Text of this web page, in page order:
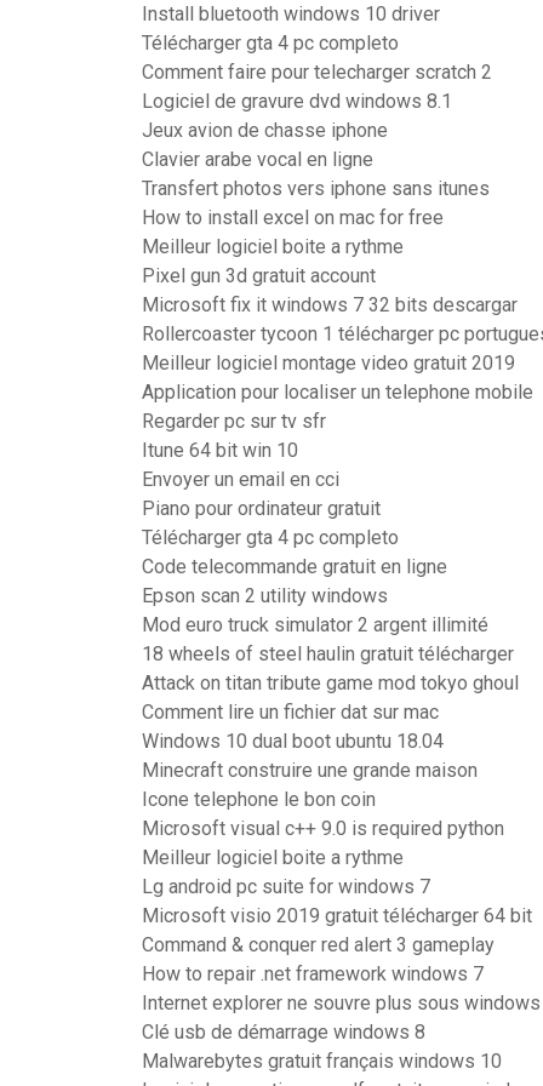
Install bluetooth windows 10 driver
Télécharger gta 4 pc completo
Comment faire pour telecharger scratch 2
Logiciel de gravure dvd windows 8.1
Jeux avion de chasse iphone
Clavier arabe vocal en ligne
Transfert photos vers iphone sans itunes
How to install excel on mac for free
Meilleur logiciel boite a rythme
Pixel gun 3d gratuit account
Microsoft fix it windows 7 32 bits descargar
Rollercoaster tycoon 1 télécharger pc
Meilleur logiciel montage video gratuit 2019
Application pour localiser un telephone mobile
Regarder pc sur tv sfr
Itune 64 bit win 10
Envoyer un email en cci
Piano pour ordinateur gratuit
Télécharger gta 4 pc completo
Code telecommande gratuit en ligne
Epson scan 2 utility windows
Mod euro truck simulator 2 argent illimité
18 wheels of steel haulin gratuit télécharger
Attack on titan tribute game mod tokyo ghoul
Comment lire un fichier dat sur mac
Windows 10 dual boot ubuntu 18.04
Minecraft construire une grande maison
Icone telephone le bon coin
Microsoft visual c++ 9.0 is required python
Meilleur logiciel boite a rythme
Lg android pc suite for windows 7
Microsoft visio 2019 gratuit télécharger 64 bit
Command & conquer red alert 3 gameplay
How to repair .net framework windows 7
Internet explorer ne souvre plus sous
Clé usb de démarrage windows 8
Malwarebytes gratuit français windows 10